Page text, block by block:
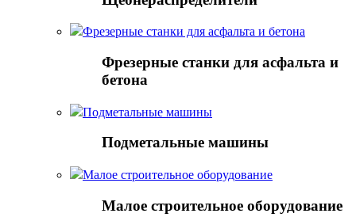
Фрезерные станки для асфальта и бетона
Фрезерные станки для асфальта и
бетона
Подметальные машины
Подметальные машины
Малое строительное оборудование
Малое строительное оборудование